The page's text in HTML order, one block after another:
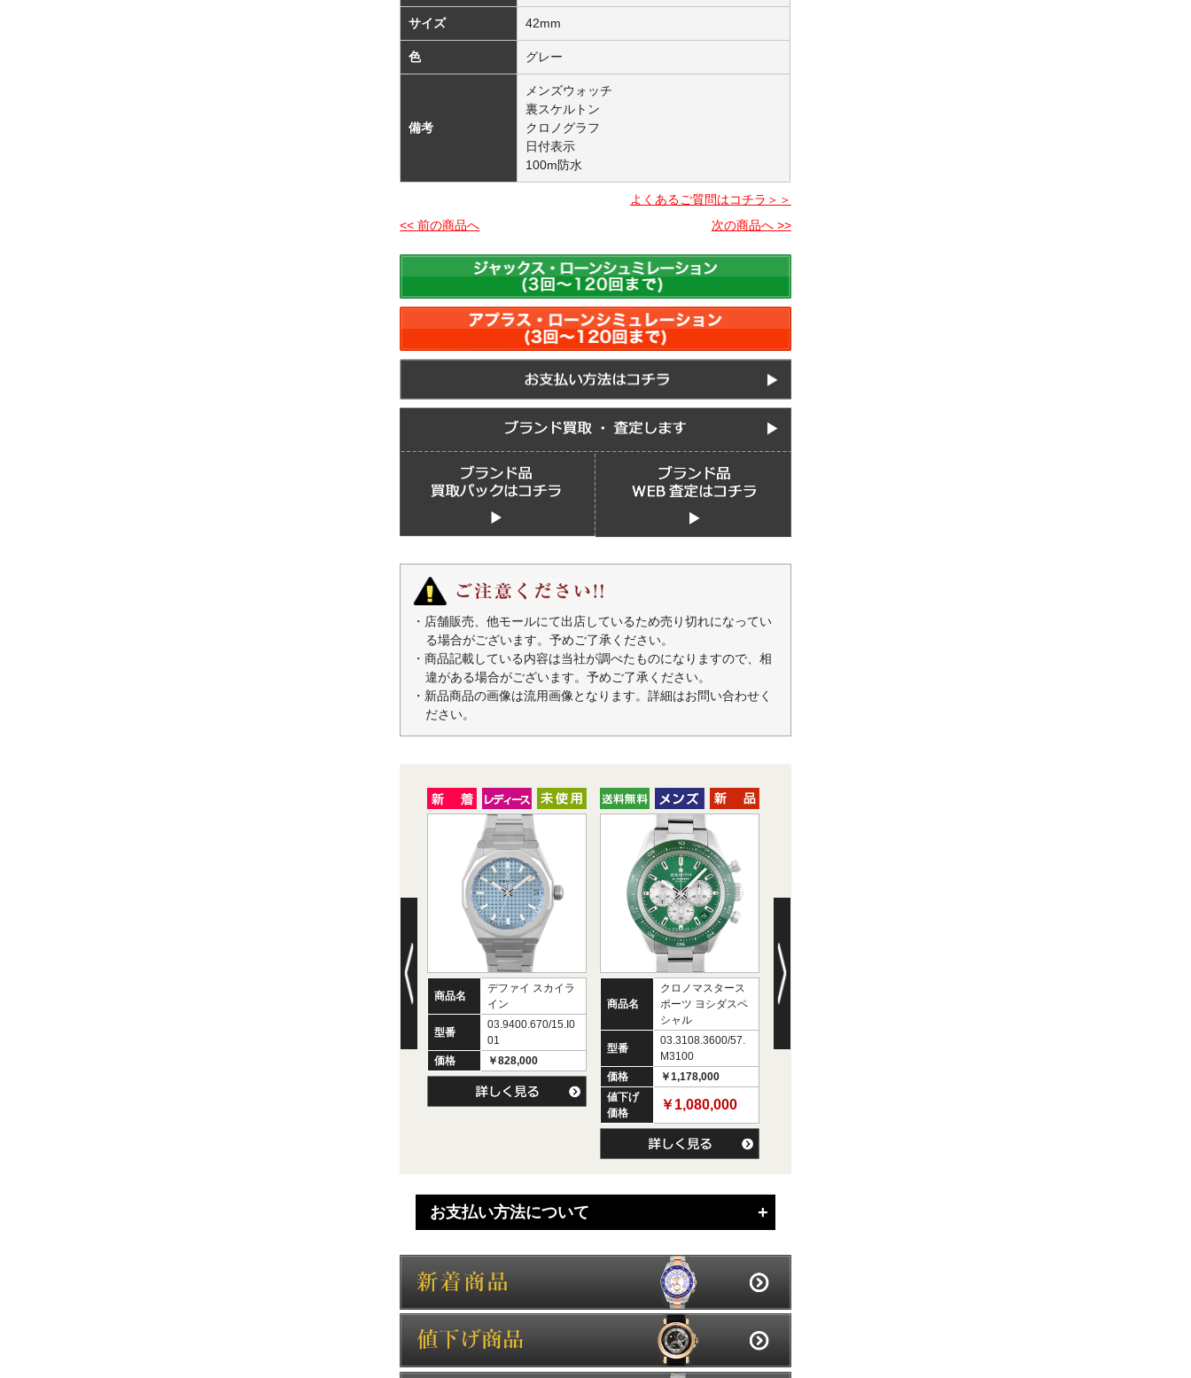
サイズ 42mm
色 グレー
備考
メンズウォッチ
裏スケルトン
クロノグラフ
日付表示
100m防水
よくあるご質問はコチラ＞＞
<< 前の商品へ
次の商品へ >>
・店舗販売、他モールにて出店しているため売り切れになってい
る場合がございます。予めご了承ください。
・商品記載している内容は当社が調べたものになりますので、相
違がある場合がございます。予めご了承ください。
・新品商品の画像は流用画像となります。詳細はお問い合わせく
ださい。
商品名
デファイ スカイラ
イン
型番
03.9400.670/15.I0
01
価格
￥828,000
商品名
クロノマスタース
ポーツ ヨシダスペ
シャル
型番
03.3108.3600/57.
M3100
価格
￥1,178,000
値下げ
価格
￥1,080,000
商品名
お支払い方法について